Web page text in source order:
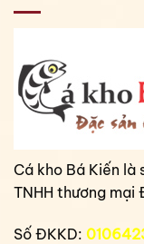
Cá kho Bá Kiến là
TNHH thương mại
Số ĐKKD: